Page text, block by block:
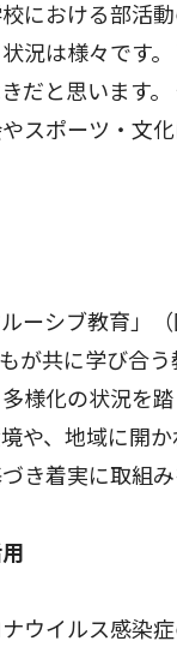
における部活
況は様々です
だと思います
スポーツ・文
ーシブ教育」
が共に学び合
様化の状況を
や、地域に開
き着実に取組
ウイルス感染症